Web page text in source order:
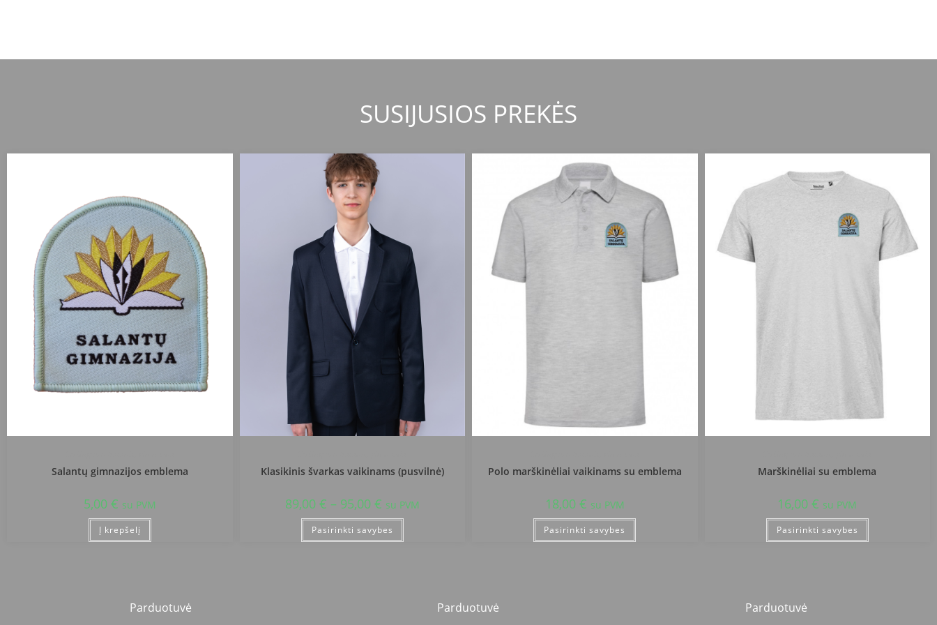
SUSIJUSIOS PREKĖS
Salantų gimnazijos emblema
5,00 € su PVM
Į krepšelį
Klasikinis švarkas vaikinams (pusvilnė)
89,00 € – 95,00 € su PVM
Pasirinkti savybes
Polo marškinėliai vaikinams su emblema
18,00 € su PVM
Pasirinkti savybes
Marškinėliai su emblema
16,00€ su PVM
Pasirinkti savybes
Parduotuvė Parduotuvė Parduotuvė